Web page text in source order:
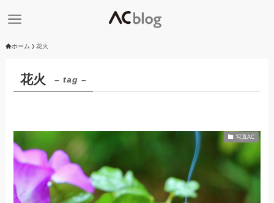
ホーム 花火
花火 – tag –
写真AC